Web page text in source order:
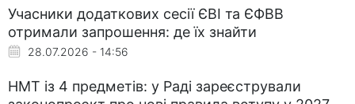
Учасники додаткових сесії ЄВІ та ЄФВВ
отримали запрошення: де їх знайти
28.07.2026 - 14:56
НМТ із 4 предметів: у Раді зареєстрували